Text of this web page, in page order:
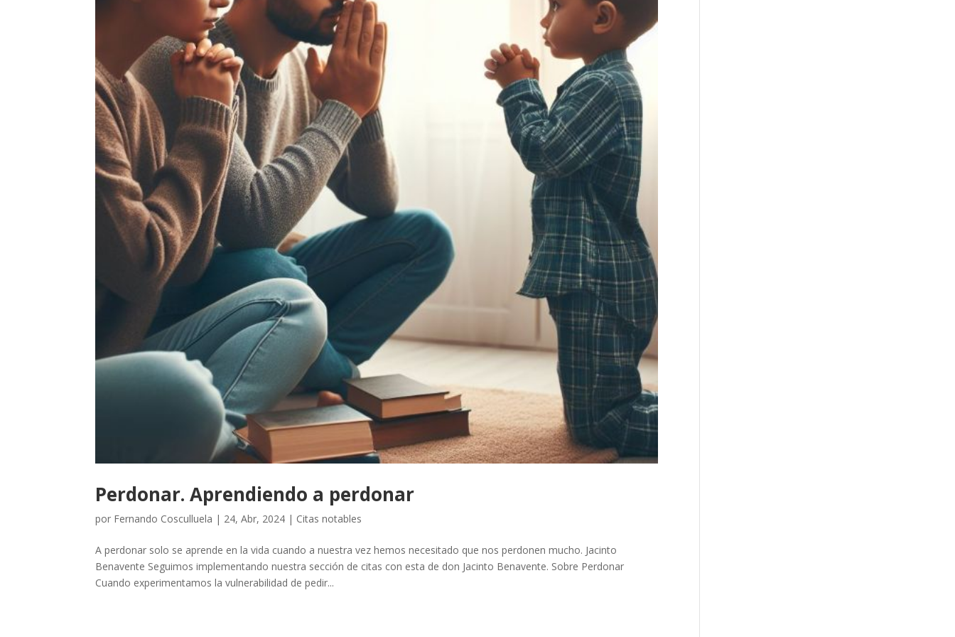
Perdonar. Aprendiendo a perdonar
por Fernando Cosculluela | 24, Abr, 2024 | Citas notables
A perdonar solo se aprende en la vida cuando a nuestra vez hemos necesitado que nos perdonen mucho. Jacinto
Benavente Seguimos implementando nuestra sección de citas con esta de don Jacinto Benavente. Sobre Perdonar
Cuando experimentamos la vulnerabilidad de pedir...